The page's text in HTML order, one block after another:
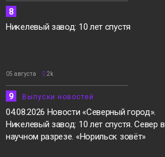
8
Никелевый завод: 10 лет спустя
05 августа 2k
9 Выпуски новостей
04.08.2026 Новости «Северный город».
Никелевый завод: 10 лет спустя. Север в
научном разрезе. «Норильск зовёт»